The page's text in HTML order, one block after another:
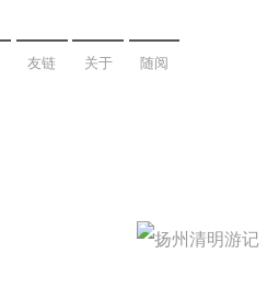
友链 关于 随阅